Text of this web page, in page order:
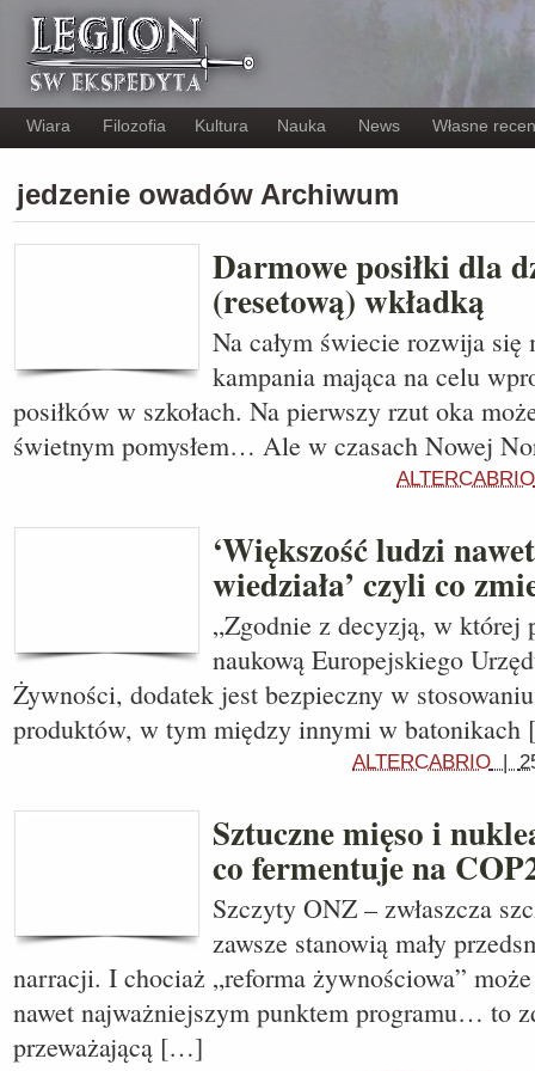
Wiara Filozofia Kultura Nauka News Własne
jedzenie owadów Archiwum
Darmowe posiłki dla
(resetową) wkładką
Na całym świecie rozwija się
kampania mająca na celu
posiłków w szkołach. Na pierwszy rzut oka
świetnym pomysłem… Ale w czasach Nowej
ALTERCABRIO
‘Większość ludzi
wiedziała’ czyli co
„Zgodnie z decyzją, w której
naukową Europejskiego
Żywności, dodatek jest bezpieczny w
produktów, w tym między innymi w
ALTERCABRIO |
Sztuczne mięso i
co fermentuje na
Szczyty ONZ – zwłaszcza
zawsze stanowią mały
narracji. I chociaż „reforma żywnościowa”
nawet najważniejszym punktem programu… to
przeważającą […]